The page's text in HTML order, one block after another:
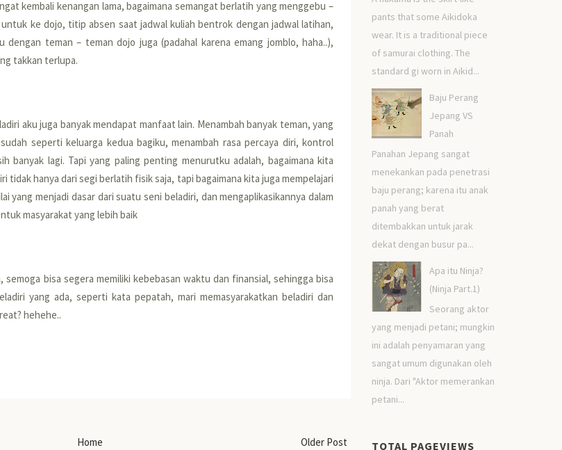
kembali kenangan lama, bagaimana semangat berlatih yang menggebu –
ke dojo, titip absen saat jadwal kuliah bentrok dengan jadwal latihan,
dengan teman – teman dojo juga (padahal karena emang jomblo, haha..),
takkan terlupa.
aku juga banyak mendapat manfaat lain. Menambah banyak teman, yang
seperti keluarga kedua bagiku, menambah rasa percaya diri, kontrol
banyak lagi. Tapi yang paling penting menurutku adalah, bagaimana kita
tidak hanya dari segi berlatih fisik saja, tapi bagaimana kita juga mempelajari
yang menjadi dasar dari suatu seni beladiri, dan mengaplikasikannya dalam
masyarakat yang lebih baik
semoga bisa segera memiliki kebebasan waktu dan finansial, sehingga bisa
yang ada, seperti kata pepatah, mari memasyarakatkan beladiri dan
hehehe..
Older Post
Home
pants that some Aikidoka
wear. It is a traditional piece
of samurai clothing. The
standard gi worn in Aikid...
Baju Perang
Jepang VS
Panah
Panahan Jepang sangat
menekankan pada penetrasi
baju perang; karena itu anak
panah yang berat
ditembakkan untuk jarak
dekat dengan busur pa...
Apa itu Ninja?
(Ninja Part.1)
Seorang aktor
yang menjadi petani; mungkin
ini adalah penyamaran yang
sangat umum digunakan oleh
ninja. Dari "Aktor memerankan
petani...
TOTAL PAGEVIEWS